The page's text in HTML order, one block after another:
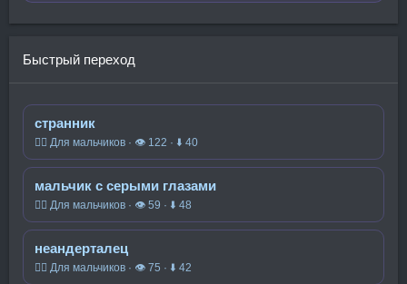
Быстрый переход
странник
🧍‍♂️ Для мальчиков · 👁 122 · ⬇ 40
мальчик с серыми глазами
🧍‍♂️ Для мальчиков · 👁 59 · ⬇ 48
неандерталец
🧍‍♂️ Для мальчиков · 👁 75 · ⬇ 42